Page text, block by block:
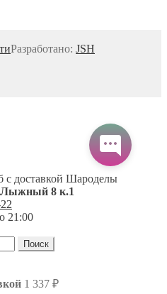
Разработано: JSH
доставкой Шароделы
Лыжный 8 к.1
21:00
Поиск
1 337 ₽